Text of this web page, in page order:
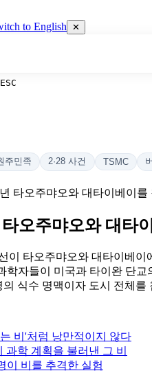
to English ✕
ESC
주민족 2·28 사건 TSMC
타오주먀오와 대타이베이
오주먀오와 대타
이 타오주먀오와 대타이베
학자들이 미국과 타이완 단
의 식수 명맥이자 도시 전체를
비'처럼 낭만적이지 않다
과학 계획을 불러낸 그 비
이 비를 추격한 실험